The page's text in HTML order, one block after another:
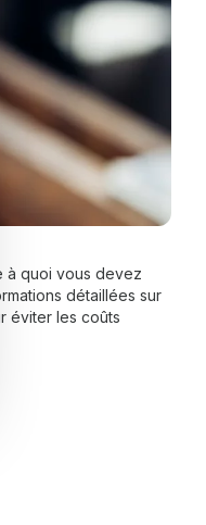
à quoi vous devez
détaillées sur
éviter les coûts